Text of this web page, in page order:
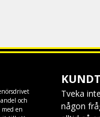
och
en
Tveka
någon